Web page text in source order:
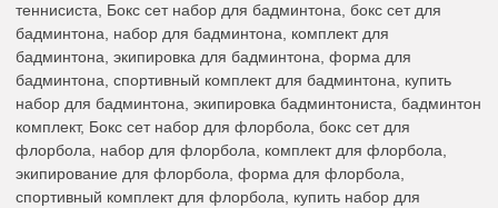
теннисиста, Бокс сет набор для бадминтона, бокс сет для
бадминтона, набор для бадминтона, комплект для
бадминтона, экипировка для бадминтона, форма для
бадминтона, спортивный комплект для бадминтона, купить
набор для бадминтона, экипировка бадминтониста, бадминтон
комплект, Бокс сет набор для флорбола, бокс сет для
флорбола, набор для флорбола, комплект для флорбола,
экипирование для флорбола, форма для флорбола,
спортивный комплект для флорбола, купить набор для